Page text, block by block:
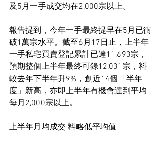
及5月一手成交均在2,000宗以上。
報告提到，今年一手最終提早在5月已衝
破1萬宗水平。截至6月17日止，上半年
一手私宅買賣登記累計已達11,693宗，
預期整個上半年最終可錄12,031宗，料
較去年下半年升9%，創近14個「半年
度」新高，亦即上半年有機會達到平均
每月2,000宗以上。
上半年月均成交 料略低平均值